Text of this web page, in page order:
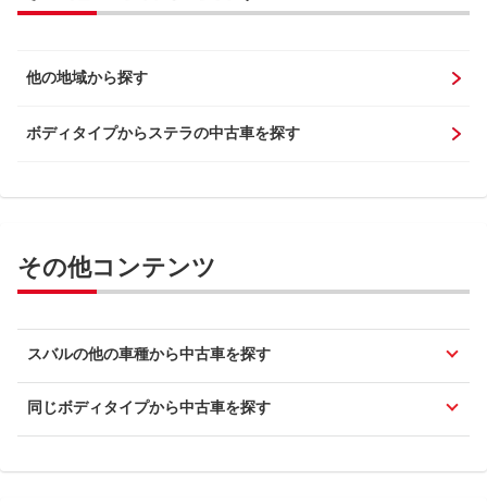
他の地域から探す
ボディタイプからステラの中古車を探す
その他コンテンツ
スバルの他の車種から中古車を探す
同じボディタイプから中古車を探す